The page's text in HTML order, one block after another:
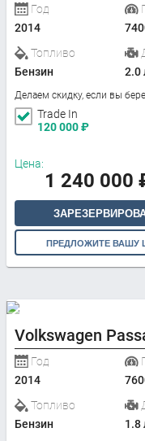
Год
2014
Топливо
Бензин
2.0
Делаем скидку, если вы
Trade In
120 000₽
Цена:
1 240 000
ПРЕДЛОЖИТЕ ВАШУ
Volkswagen
Год
2014
Топливо
Бензин
1.8